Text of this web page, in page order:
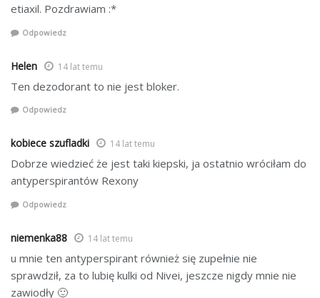
etiaxil. Pozdrawiam :*
Odpowiedz
Helen 14 lat temu
Ten dezodorant to nie jest bloker.
Odpowiedz
kobiece szufladki 14 lat temu
Dobrze wiedzieć że jest taki kiepski, ja ostatnio wróciłam do
antyperspirantów Rexony
Odpowiedz
niemenka88 14 lat temu
u mnie ten antyperspirant również się zupełnie nie
sprawdził, za to lubię kulki od Nivei, jeszcze nigdy mnie nie
zawiodły 🙂